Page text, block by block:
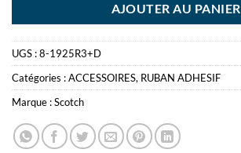
AJOUTER AU PANIER
UGS :8-1925R3+D
Catégories :ACCESSOIRES, RUBAN ADHESIF
Marque :Scotch